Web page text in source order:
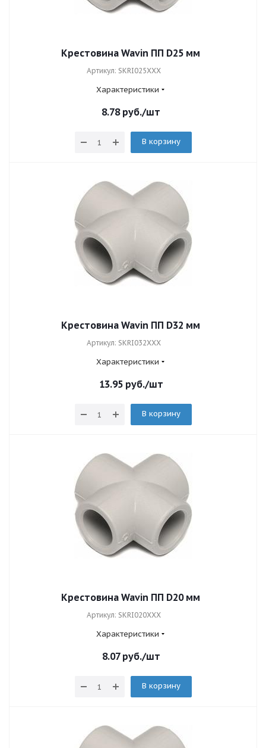
Крестовина Wavin ПП D25 мм
Артикул: SKRI025XXX
Характеристики
8.78руб./шт
В корзину
Крестовина Wavin ПП D32 мм
Артикул: SKRI032XXX
Характеристики
13.95руб./шт
В корзину
Крестовина Wavin ПП D20 мм
Артикул: SKRI020XXX
Характеристики
8.07руб./шт
В корзину